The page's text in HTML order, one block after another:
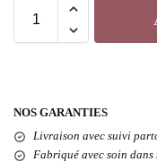
NOS GARANTIES
Livraison avec suivi
Fabriqué avec soin dans